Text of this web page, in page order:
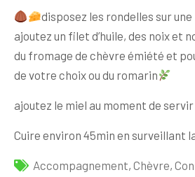
disposez les rondelles sur une
ajoutez un filet d’huile, des noix et
du fromage de chèvre émiété et
de votre choix ou du romarin
ajoutez le miel au moment de servir
Cuire environ 45min en surveillant
Accompagnement, Chèvre,